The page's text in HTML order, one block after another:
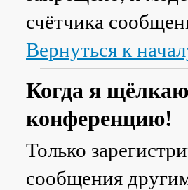
счётчика
Вернуться к
Когда я
конференцию!
Только
сообщения